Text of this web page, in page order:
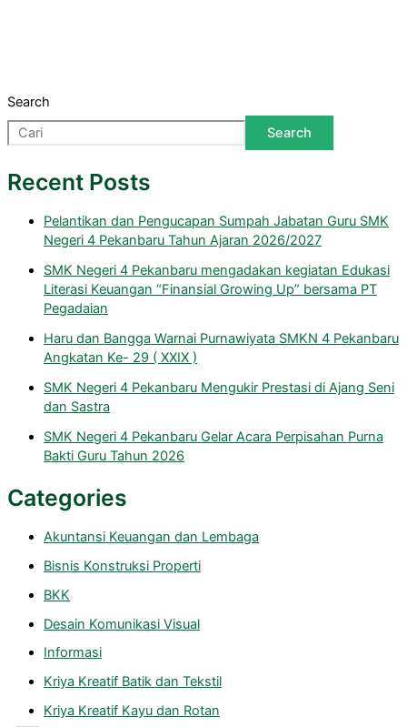
Search
Search
Recent Posts
Pelantikan dan Pengucapan Sumpah Jabatan Guru SMK
Negeri 4 Pekanbaru Tahun Ajaran 2026/2027
SMK Negeri 4 Pekanbaru mengadakan kegiatan Edukasi
Literasi Keuangan “Finansial Growing Up” bersama PT
Pegadaian
Haru dan Bangga Warnai Purnawiyata SMKN 4 Pekanbaru
Angkatan Ke- 29 ( XXIX )
SMK Negeri 4 Pekanbaru Mengukir Prestasi di Ajang Seni
dan Sastra
SMK Negeri 4 Pekanbaru Gelar Acara Perpisahan Purna
Bakti Guru Tahun 2026
Categories
Akuntansi Keuangan dan Lembaga
Bisnis Konstruksi Properti
BKK
Desain Komunikasi Visual
Informasi
Kriya Kreatif Batik dan Tekstil
Kriya Kreatif Kayu dan Rotan